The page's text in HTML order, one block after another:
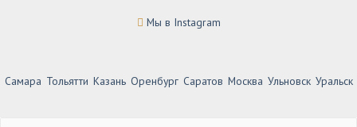
Мы в Instagram
Самара Тольятти Казань Оренбург Саратов Москва Ульновск Уральск